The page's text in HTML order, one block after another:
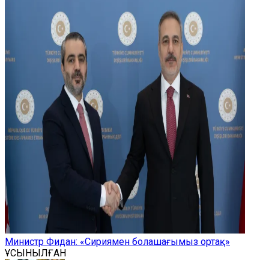
Министр Фидан: «Сириямен болашағымыз ортақ»
ҰСЫНЫЛҒАН